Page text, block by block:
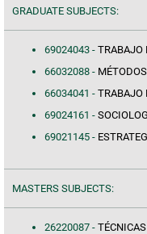
GRADUATE SUBJECTS:
69024043 - TRABAJO
66032088 -
66034041 - TRABAJO
69024161 -
69021145 -
MASTERS SUBJECTS:
26220087 -